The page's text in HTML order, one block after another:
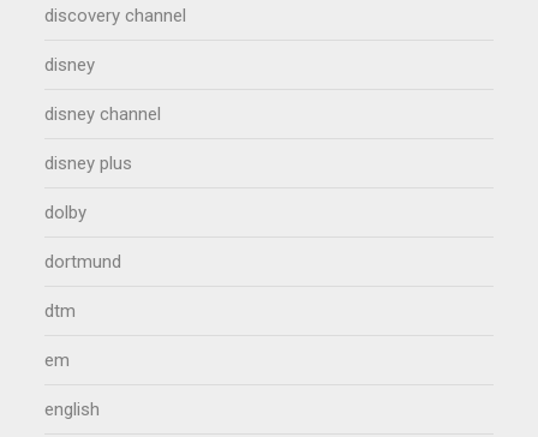
discovery channel
disney
disney channel
disney plus
dolby
dortmund
dtm
em
english